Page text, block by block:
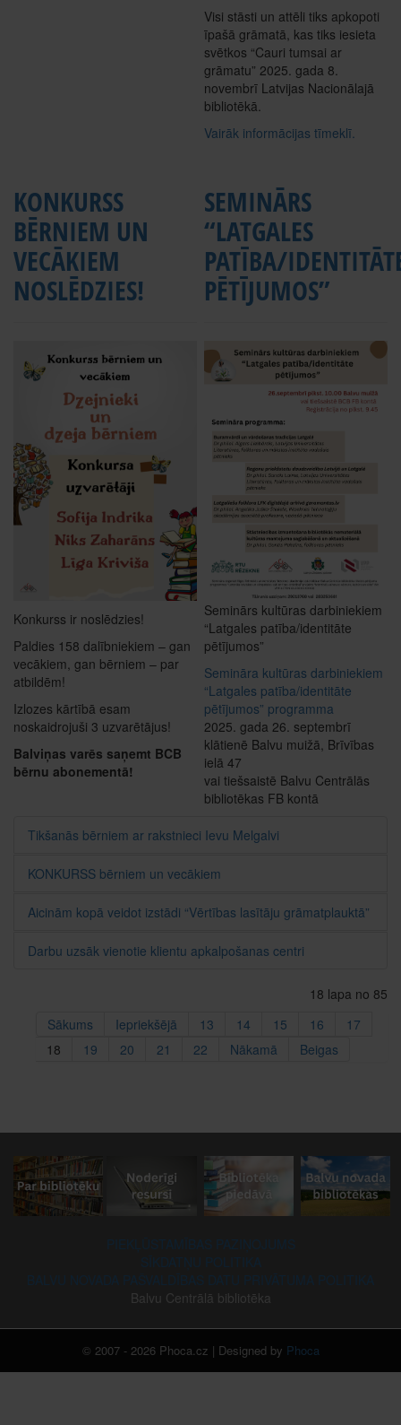
Visi stāsti un attēli tiks apkopoti
īpašā grāmatā, kas tiks iesieta
svētkos “Cauri tumsai ar
grāmatu” 2025. gada 8.
novembrī Latvijas Nacionālajā
bibliotēkā.
Vairāk informācijas tīmeklī.
KONKURSS
BĒRNIEM UN
VECĀKIEM
NOSLĒDZIES!
Konkurss ir noslēdzies!
Paldies 158 dalībniekiem – gan
vecākiem, gan bērniem – par
atbildēm!
Izlozes kārtībā esam
noskaidrojuši 3 uzvarētājus!
Balviņas varēs saņemt BCB
bērnu abonementā!
SEMINĀRS
“LATGALES
PATĪBA/
PĒTĪJUMOS”
Seminārs kultūras darbiniekiem
“Latgales patība/identitāte
pētījumos”
Semināra kultūras darbiniekiem
“Latgales patība/identitāte
pētījumos” programma
2025. gada 26. septembrī
klātienē Balvu muižā, Brīvības
ielā 47
vai tiešsaistē Balvu Centrālās
bibliotēkas FB kontā
Tikšanās bērniem ar rakstnieci Ievu Melgalvi
KONKURSS bērniem un vecākiem
Aicinām kopā veidot izstādi “Vērtības lasītāju grāmatplauktā”
Darbu uzsāk vienotie klientu apkalpošanas centri
18 lapa no 85
Sākums
Iepriekšējā 13 14 15 16
17
18
19 20 21 22 Nākamā Beigas
Balvu Centrālā bibliotēka
© 2007 - 2026 Phoca.cz | Designed by Phoca